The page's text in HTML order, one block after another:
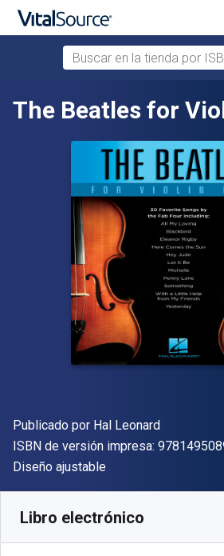
Saltar al contenido principal
Buscar en la tienda por
The Beatles for
Editor
Publicado por Hal Leonard
ISBN de versión impresa:
Formato
Diseño ajustable
Libro electrónico